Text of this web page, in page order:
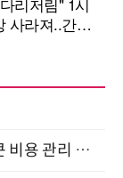
"AI 핀옵스 실전 세미나: 폭증하는 AI 토큰 비용 관리 전략" 8월 21일 개최